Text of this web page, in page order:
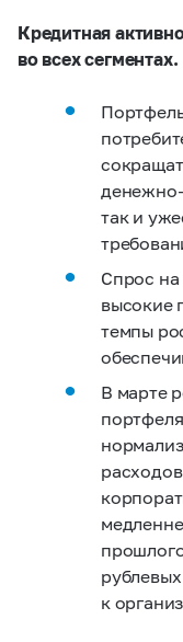
Кредитная
во всех сегментах.
так и
Спрос
высокие
темпы
В марте
к